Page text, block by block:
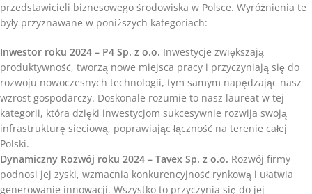
przedstawicieli biznesowego środowiska w Polsce. Wyróżnienia te
były przyznawane w poniższych kategoriach:
Inwestor roku 2024 – P4 Sp. z o.o. Inwestycje zwiększają
produktywność, tworzą nowe miejsca pracy i przyczyniają się do
rozwoju nowoczesnych technologii, tym samym napędzając nasz
wzrost gospodarczy. Doskonale rozumie to nasz laureat w tej
kategorii, która dzięki inwestycjom sukcesywnie rozwija swoją
infrastrukturę sieciową, poprawiając łączność na terenie całej
Polski.
Dynamiczny Rozwój roku 2024 – Tavex Sp. z o.o. Rozwój firmy
podnosi jej zyski, wzmacnia konkurencyjność rynkową i ułatwia
generowanie innowacji. Wszystko to przyczynia się do jej